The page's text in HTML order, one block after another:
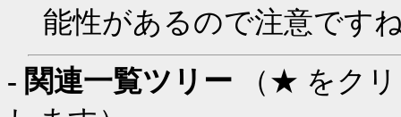
能性があるので注意です
- 関連一覧ツリー （★ をク